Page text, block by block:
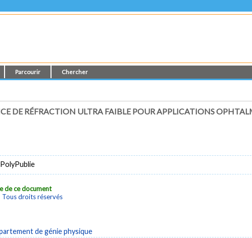
Parcourir Chercher
DE RÉFRACTION ULTRA FAIBLE POUR APPLICATIONS
de ce document
Tous droits réservés
de génie physique